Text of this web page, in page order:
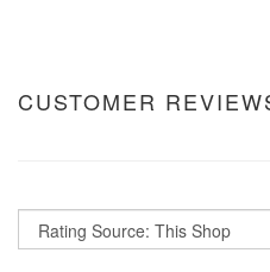
CUSTOMER